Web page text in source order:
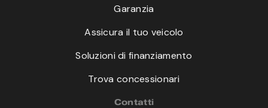
Garanzia
Assicura il tuo veicolo
Soluzioni di finanziamento
Trova concessionari
Contatti